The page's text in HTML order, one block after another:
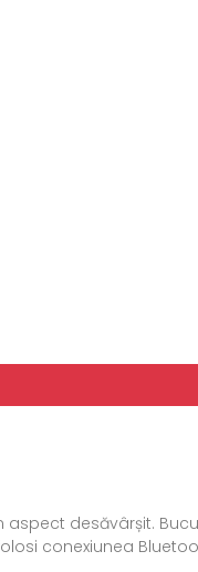
desăvârșit.
conexiunea